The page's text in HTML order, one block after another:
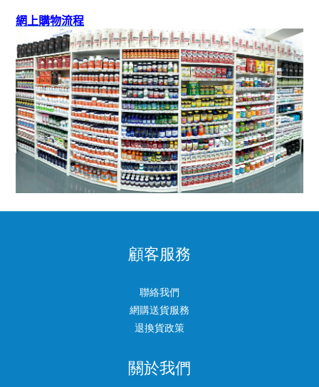
網上購物流程
顧客服務
聯絡我們
網購送貨服務
退換貨政策
關於我們